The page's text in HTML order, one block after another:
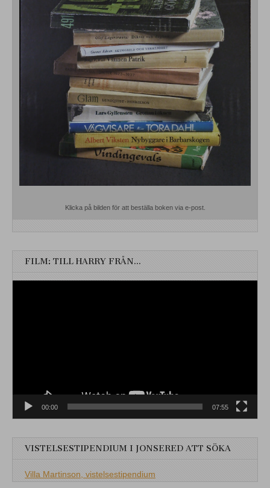
Klicka på bilden för att beställa boken via e-post.
FILM: TILL HARRY FRÅN…
00:00 07:55
VISTELSESTIPENDIUM I JONSERED ATT SÖKA
Villa Martinson, vistelsestipendium